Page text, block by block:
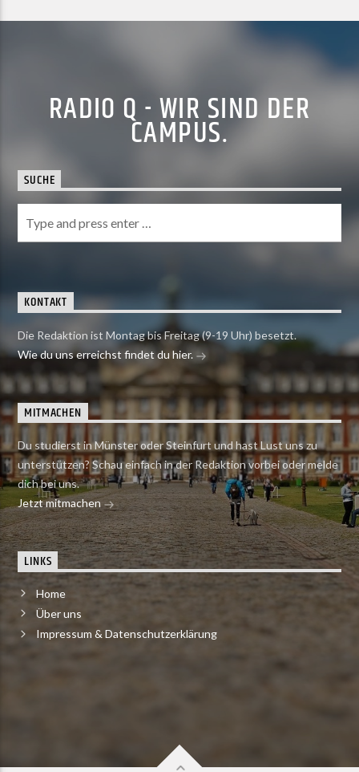
RADIO Q - WIR SIND DER
CAMPUS.
SUCHE
KONTAKT
Die Redaktion ist Montag bis Freitag (9-19 Uhr) besetzt.
Wie du uns erreichst findet du hier.
MITMACHEN
Du studierst in Münster oder Steinfurt und hast Lust uns zu
unterstützen? Schau einfach in der Redaktion vorbei oder melde
dich bei uns.
Jetzt mitmachen
LINKS
Home
Über uns
Impressum & Datenschutzerklärung